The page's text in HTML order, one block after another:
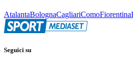
AtalantaBolognaCagliariComoFiorentina
Seguici su